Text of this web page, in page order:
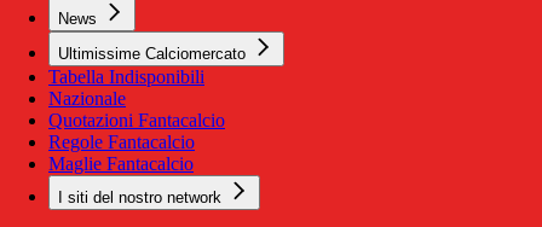
News
Ultimissime Calciomercato
Tabella Indisponibili
Nazionale
Quotazioni Fantacalcio
Regole Fantacalcio
Maglie Fantacalcio
I siti del nostro network